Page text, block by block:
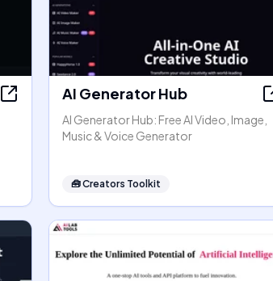
AI Generator Hub
AI Generator Hub: Free AI Video, Image,
Music & Voice Generator
🧰Creators Toolkit